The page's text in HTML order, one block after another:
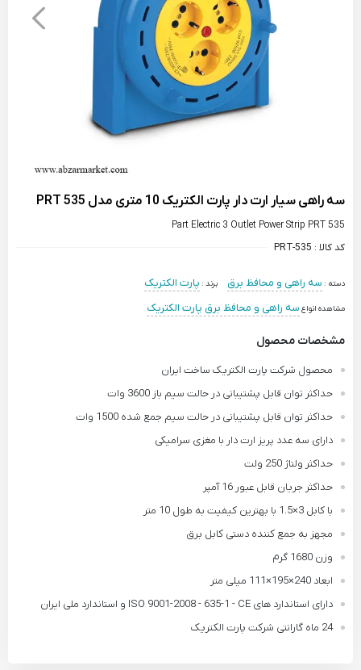
سه راهی سیار ارت دار پارت الکتریک 10 متری مدل PRT 535
Part Electric 3 Outlet Power Strip PRT 535
کد کالا : PRT-535
دسته : سه راهی و محافظ برق برند : پارت الکتریک
مشاهده انواع سه راهی و محافظ برق پارت الکتریک
مشخصات محصول
محصول شرکت پارت الکتریک ساخت ایران
حداکثر توان قابل پشتیبانی در حالت سیم باز 3600 وات
حداکثر توان قابل پشتیبانی در حالت سیم جمع شده 1500 وات
دارای سه عدد پریز ارت دار با مغزی سرامیکی
حداکثر ولتاژ 250 ولت
حداکثر جریان قابل عبور 16 آمپر
با کابل 3×1.5 با بهترین کیفیت به طول 10 متر
مجهز به جمع کننده دستی کابل برق
وزن 1680 گرم
ابعاد 240×195×111 میلی متر
دارای استاندارد های ISO 9001-2008 - 635-1 - CE و استاندارد ملی ایران
24 ماه گارانتی شرکت پارت الکتریک